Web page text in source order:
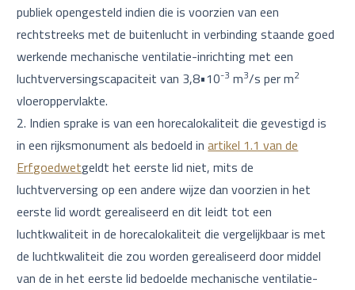
publiek opengesteld indien die is voorzien van een
rechtstreeks met de buitenlucht in verbinding staande goed
werkende mechanische ventilatie-inrichting met een
luchtverversingscapaciteit van 3,8•10-3 m3/s per m2
vloeroppervlakte.
Indien sprake is van een horecalokaliteit die gevestigd is
in een rijksmonument als bedoeld inartikel 1.1 van de
Erfgoedwetgeldt het eerste lid niet, mits de
luchtverversing op een andere wijze dan voorzien in het
eerste lid wordt gerealiseerd en dit leidt tot een
luchtkwaliteit in de horecalokaliteit die vergelijkbaar is met
de luchtkwaliteit die zou worden gerealiseerd door middel
van de in het eerste lid bedoelde mechanische ventilatie-